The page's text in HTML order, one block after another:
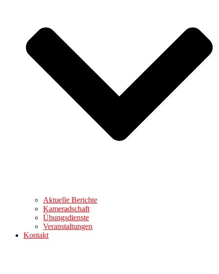
Aktuelle Berichte
Kameradschaft
Übungsdienste
Veranstaltungen
Kontakt